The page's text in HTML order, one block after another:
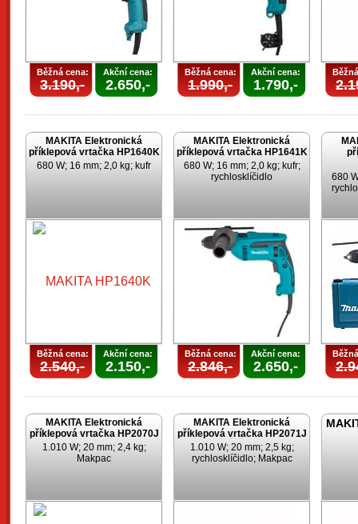
Běžná cena:
3.190,-
Akční cena:
2.650,-
Běžná cena:
1.990,-
Akční cena:
1.790,-
MAKITA Elektronická
příklepová vrtačka HP1640K
680 W; 16 mm; 2,0 kg; kufr
Běžná cena:
2.540,-
Akční cena:
2.150,-
MAKITA Elektronická
příklepová vrtačka HP1641K
680 W; 16 mm; 2,0 kg; kufr;
rychlosklíčidlo
Běžná cena:
2.846,-
Akční cena:
2.650,-
680
MAKITA Elektronická
příklepová vrtačka HP2070J
1.010 W; 20 mm; 2,4 kg;
Makpac
MAKITA Elektronická
příklepová vrtačka HP2071J
1.010 W; 20 mm; 2,5 kg;
rychlosklíčidlo; Makpac